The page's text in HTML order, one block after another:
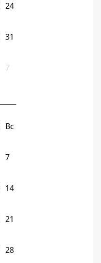
24
31
7
Вс
7
14
21
28